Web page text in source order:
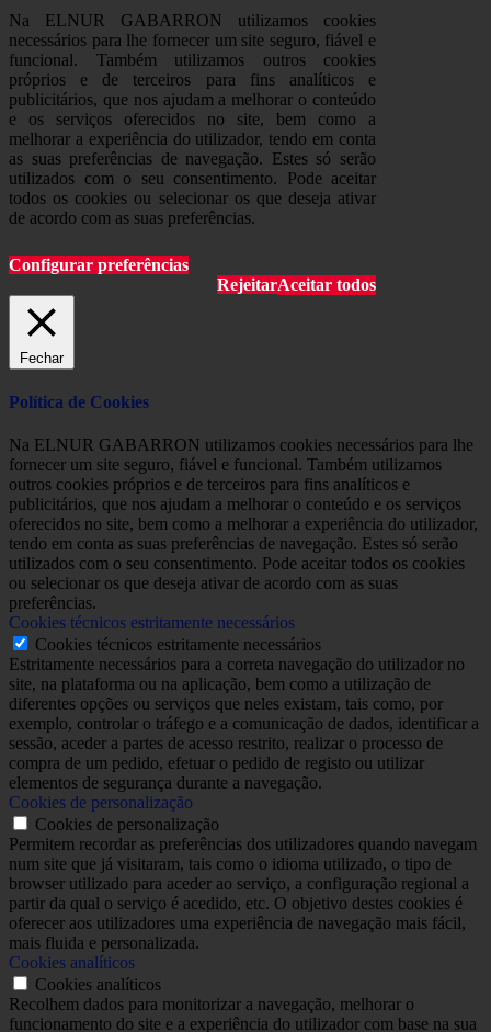
Na ELNUR GABARRON utilizamos cookies
necessários para lhe fornecer um site seguro, fiável e
funcional. Também utilizamos outros cookies
próprios e de terceiros para fins analíticos e
publicitários, que nos ajudam a melhorar o conteúdo
e os serviços oferecidos no site, bem como a
melhorar a experiência do utilizador, tendo em conta
as suas preferências de navegação. Estes só serão
utilizados com o seu consentimento. Pode aceitar
todos os cookies ou selecionar os que deseja ativar
de acordo com as suas preferências.
Configurar preferências
RejeitarAceitar todos
Fechar
Política de Cookies
Na ELNUR GABARRON utilizamos cookies necessários para lhe
fornecer um site seguro, fiável e funcional. Também utilizamos
outros cookies próprios e de terceiros para fins analíticos e
publicitários, que nos ajudam a melhorar o conteúdo e os serviços
oferecidos no site, bem como a melhorar a experiência do utilizador,
tendo em conta as suas preferências de navegação. Estes só serão
utilizados com o seu consentimento. Pode aceitar todos os cookies
ou selecionar os que deseja ativar de acordo com as suas
preferências.
Cookies técnicos estritamente necessários
Cookies técnicos estritamente necessários
Estritamente necessários para a correta navegação do utilizador no
site, na plataforma ou na aplicação, bem como a utilização de
diferentes opções ou serviços que neles existam, tais como, por
exemplo, controlar o tráfego e a comunicação de dados, identificar a
sessão, aceder a partes de acesso restrito, realizar o processo de
compra de um pedido, efetuar o pedido de registo ou utilizar
elementos de segurança durante a navegação.
Cookies de personalização
Cookies de personalização
Permitem recordar as preferências dos utilizadores quando navegam
num site que já visitaram, tais como o idioma utilizado, o tipo de
browser utilizado para aceder ao serviço, a configuração regional a
partir da qual o serviço é acedido, etc. O objetivo destes cookies é
oferecer aos utilizadores uma experiência de navegação mais fácil,
mais fluida e personalizada.
Cookies analíticos
Cookies analíticos
Recolhem dados para monitorizar a navegação, melhorar o
funcionamento do site e a experiência do utilizador com base na sua